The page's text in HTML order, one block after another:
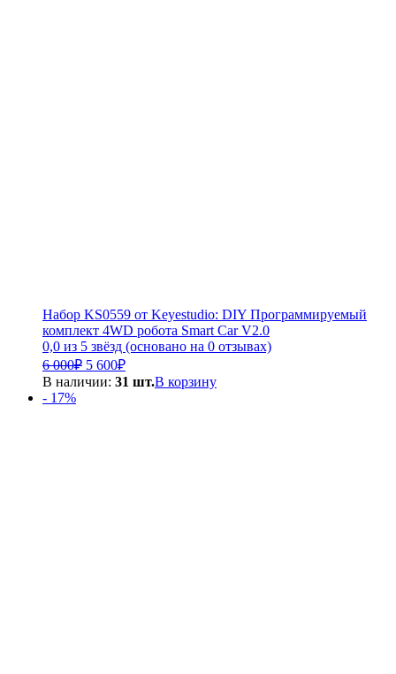
Набор KS0559 от Keyestudio: DIY Программируемый
комплект 4WD робота Smart Car V2.0
0,0 из 5 звёзд (основано на 0 отзывах)
6 000₽ Первоначальная
цена
5 600₽Текущая
цена:
В наличии: 31 шт.В корзину
- 17%